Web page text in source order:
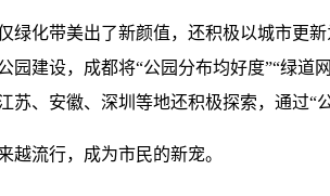
化带美出了新颜值，还积极以城市更
建设，成都将“公园分布均好度”“绿
、安徽、深圳等地还积极探索，通过“
流行，成为市民的新宠。